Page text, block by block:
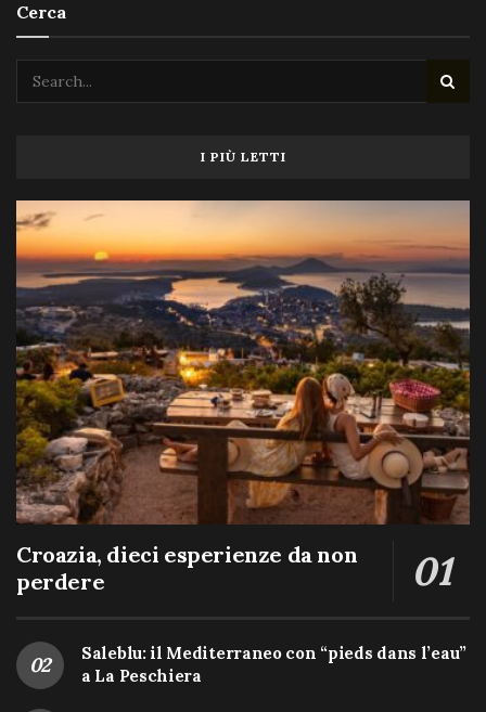
Cerca
I PIÙ LETTI
Croazia, dieci esperienze da non
perdere
Saleblu: il Mediterraneo con “pieds dans l’eau”
a La Peschiera